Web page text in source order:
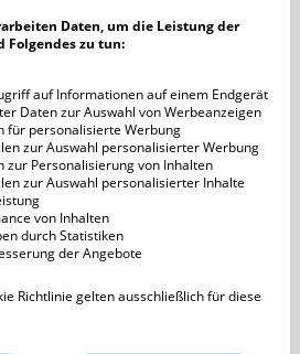
Daten, um die Leistung der
Folgendes zu tun:
auf Informationen auf einem Endgerät
Daten zur Auswahl von Werbeanzeigen
für personalisierte Werbung
zur Auswahl personalisierter Werbung
zur Personalisierung von Inhalten
zur Auswahl personalisierter Inhalte
von Inhalten
durch Statistiken
der Angebote
Richtlinie gelten ausschließlich für diese
13Kommentare
50Kommentare
99Kommentare
93Kommentare